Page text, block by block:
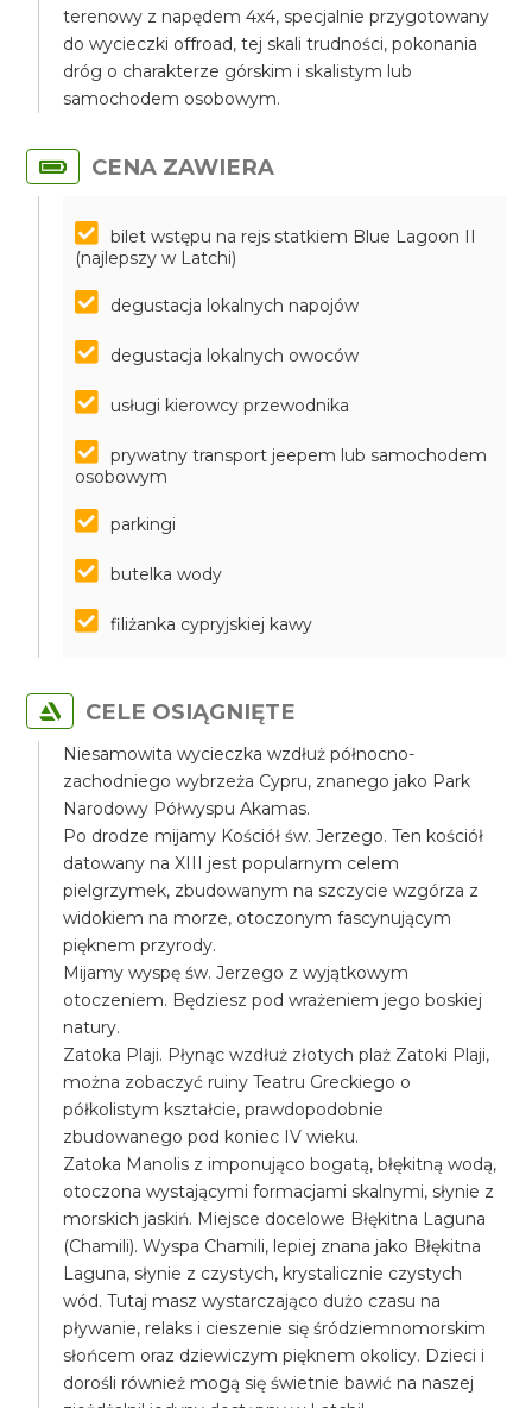
terenowy z napędem 4x4, specjalnie przygotowany
do wycieczki offroad, tej skali trudności, pokonania
dróg o charakterze górskim i skalistym lub
samochodem osobowym.
CENA ZAWIERA
bilet wstępu na rejs statkiem Blue Lagoon II
(najlepszy w Latchi)
degustacja lokalnych napojów
degustacja lokalnych owoców
usługi kierowcy przewodnika
prywatny transport jeepem lub samochodem
osobowym
parkingi
butelka wody
filiżanka cypryjskiej kawy
CELE OSIĄGNIĘTE
Niesamowita wycieczka wzdłuż północno-
zachodniego wybrzeża Cypru, znanego jako Park
Narodowy Półwyspu Akamas.
Po drodze mijamy Kościół św. Jerzego. Ten kościół
datowany na XIII jest popularnym celem
pielgrzymek, zbudowanym na szczycie wzgórza z
widokiem na morze, otoczonym fascynującym
pięknem przyrody.
Mijamy wyspę św. Jerzego z wyjątkowym
otoczeniem. Będziesz pod wrażeniem jego boskiej
natury.
Zatoka Plaji. Płynąc wzdłuż złotych plaż Zatoki Plaji,
można zobaczyć ruiny Teatru Greckiego o
półkolistym kształcie, prawdopodobnie
zbudowanego pod koniec IV wieku.
Zatoka Manolis z imponująco bogatą, błękitną wodą,
otoczona wystającymi formacjami skalnymi, słynie z
morskich jaskiń. Miejsce docelowe Błękitna Laguna
(Chamili). Wyspa Chamili, lepiej znana jako Błękitna
Laguna, słynie z czystych, krystalicznie czystych
wód. Tutaj masz wystarczająco dużo czasu na
pływanie, relaks i cieszenie się śródziemnomorskim
słońcem oraz dziewiczym pięknem okolicy. Dzieci i
dorośli również mogą się świetnie bawić na naszej